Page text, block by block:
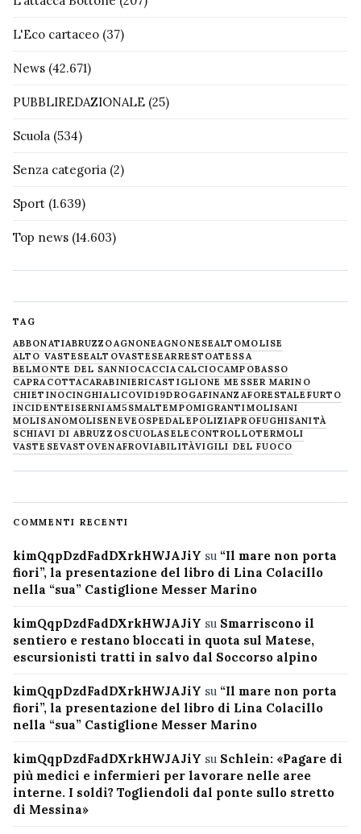
L'Eco cartaceo (37)
News (42.671)
PUBBLIREDAZIONALE (25)
Scuola (534)
Senza categoria (2)
Sport (1.639)
Top news (14.603)
TAG
ABBONATIABRUZZOAGNONEAGNONESEALTOMOLISE
ALTO VASTESEALTOVASTESEARRESTOATESSA
BELMONTE DEL SANNIOCACCIACALCIOCAMPOBASSO
CAPRACOTTACARABINIERICASTIGLIONE MESSER MARINO
CHIETINOCINGHIALICOVID19DROGAFINANZAFORESTALE FURTO
INCIDENTEISERNIAM5SMALTEMPOMIGRANTIMOLISANI
MOLISANOMOLISENEVE OSPEDALEPOLIZIAPROFUGHISANITÀ
SCHIAVI DI ABRUZZOSCUOLASELECONTROLLOTERMOLI
VASTESEVASTOVENAFROVIABILITÀVIGILI DEL FUOCO
COMMENTI RECENTI
kimQqpDzdFadDXrkHWJAJiY su “Il mare non porta
fiori”, la presentazione del libro di Lina Colacillo
nella “sua” Castiglione Messer Marino
kimQqpDzdFadDXrkHWJAJiY su Smarriscono il
sentiero e restano bloccati in quota sul Matese,
escursionisti tratti in salvo dal Soccorso alpino
kimQqpDzdFadDXrkHWJAJiY su “Il mare non porta
fiori”, la presentazione del libro di Lina Colacillo
nella “sua” Castiglione Messer Marino
kimQqpDzdFadDXrkHWJAJiY su Schlein: «Pagare di
più medici e infermieri per lavorare nelle aree
interne. I soldi? Togliendoli dal ponte sullo stretto
di Messina»